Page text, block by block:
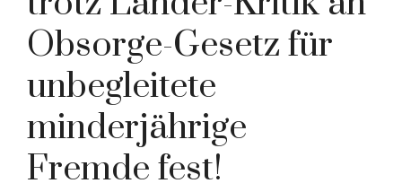
Obsorge-Gesetz für
unbegleitete
minderjährige
Fremde fest!